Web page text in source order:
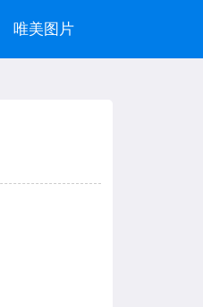
唯美图片